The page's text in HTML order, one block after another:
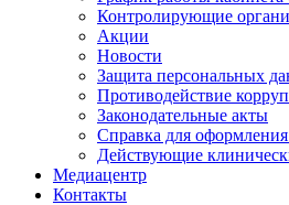
Контролирующие
Акции
Новости
Защита персональных
Противодействие
Законодательные акты
Справка для
Действующие
Медиацентр
Контакты